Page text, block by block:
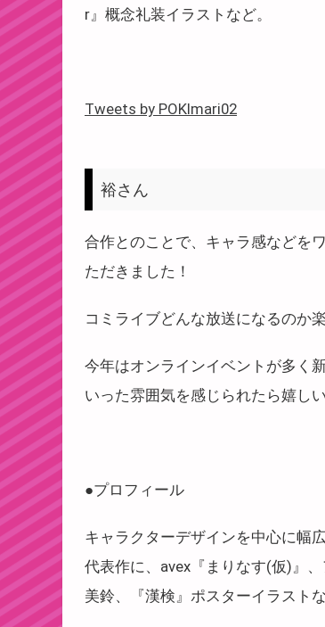
r』概念礼装イラストなど。
Tweets by POKImari02
裕さん
合作とのことで、キャラ感などを
ただきました！
コミライブどんな放送になるのか楽
今年はオンラインイベントが多く
いった雰囲気を感じられたら嬉し
●プロフィール
キャラクターデザインを中心に幅
代表作に、avex『まりなす(仮)』
美鈴、『漢検』ポスターイラスト